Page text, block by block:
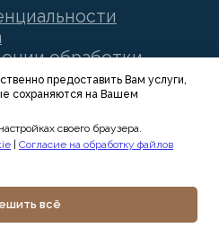
предоставить Вам услуги,
сохраняются на Вашем
своего браузера.
Согласие на обработку файлов
всё